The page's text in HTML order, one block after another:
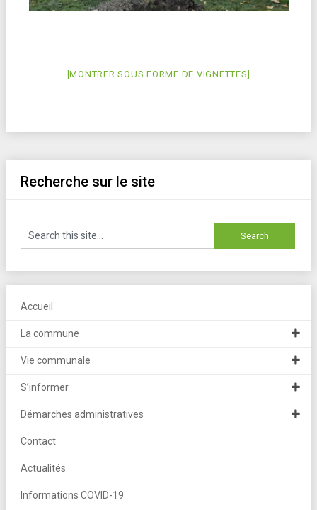
[MONTRER SOUS FORME DE VIGNETTES]
Recherche sur le site
Accueil
La commune
Vie communale
S’informer
Démarches administratives
Contact
Actualités
Informations COVID-19